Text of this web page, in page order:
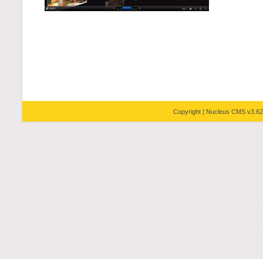
Copyright | Nucleus CMS v3.62